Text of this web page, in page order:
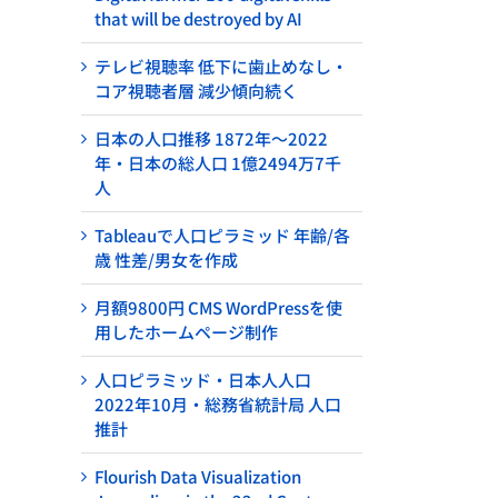
that will be destroyed by AI
テレビ視聴率 低下に歯止めなし・
コア視聴者層 減少傾向続く
日本の人口推移 1872年～2022
年・日本の総人口 1億2494万7千
人
Tableauで人口ピラミッド 年齢/各
歳 性差/男女を作成
月額9800円 CMS WordPressを使
用したホームページ制作
人口ピラミッド・日本人人口
2022年10月・総務省統計局 人口
推計
Flourish Data Visualization